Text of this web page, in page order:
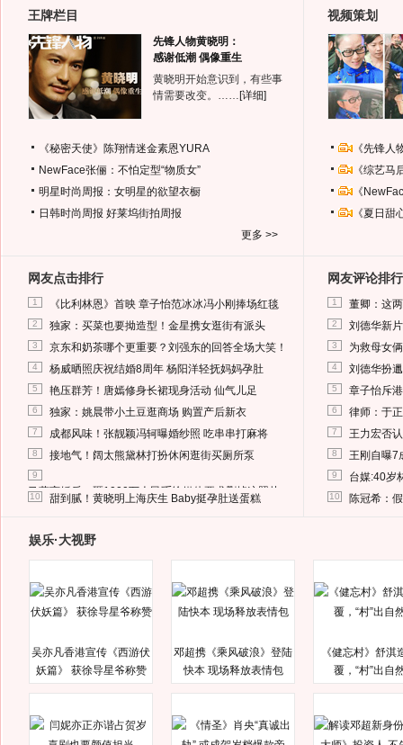
王牌栏目
先锋人物黄晓明：
感谢低潮 偶像重生
黄晓明开始意识到，有些事
情需要改变。…… [详细]
《秘密天使》陈翔情迷金素恩YURA
NewFace张俪：不怕定型“物质女”
明星时尚周报：女明星的欲望衣橱
日韩时尚周报 好莱坞街拍周报
更多 >>
视频策划
《先锋
《综艺
《
《夏日
网友点击排行
1 《比利林恩》首映 章子怡范冰冰冯小刚捧场红毯
2 独家：买菜也要拗造型！金星携女逛街有派头
3 京东和奶茶哪个更重要？刘强东的回答全场大笑！
4 杨威晒照庆祝结婚8周年 杨阳洋轻抚妈妈孕肚
5 艳压群芳！唐嫣修身长裙现身活动 仙气儿足
6 独家：姚晨带小土豆逛商场 购置产后新衣
7 成都风味！张靓颖冯轲曝婚纱照 吃串串打麻将
8 接地气！阔太熊黛林打扮休闲逛街买厕所泵
9
马蓉离婚后，砸1000万人民币给媒体要求删掉这照片
10 甜到腻！黄晓明上海庆生 Baby挺孕肚送蛋糕
网友评论排行
1 董卿：这
2 刘德华新
3 为救母女
4 刘德华扮
5 章子怡斥
6 律师：于
7 王力宏否
8 王刚自曝7
9 台媒:40岁
10 陈冠希：
娱乐·大视野
吴亦凡香港宣传《西游伏
妖篇》 获徐导星爷称赞
邓超携《乘风破浪》登陆
快本 现场释放表情包
《健忘村》舒淇
覆，“村”出自